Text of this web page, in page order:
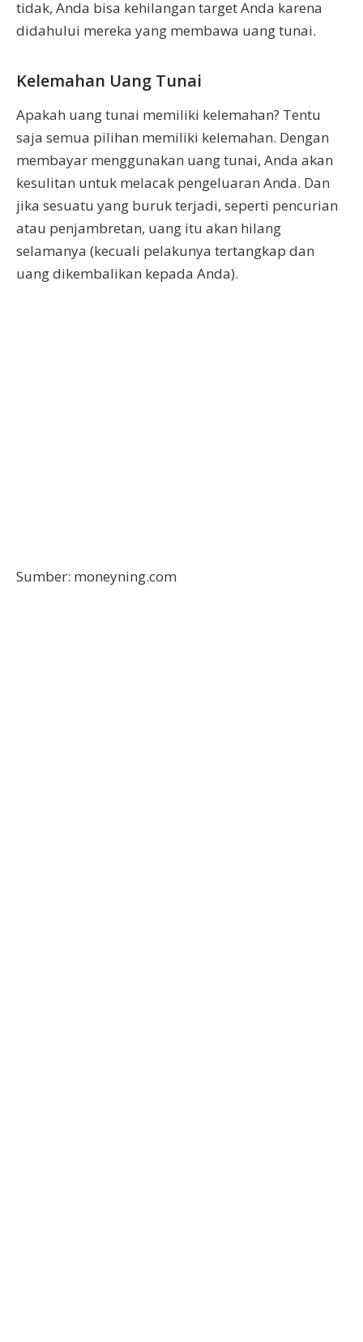
tidak, Anda bisa kehilangan target Anda karena
didahului mereka yang membawa uang tunai.
Kelemahan Uang Tunai
Apakah uang tunai memiliki kelemahan? Tentu
saja semua pilihan memiliki kelemahan. Dengan
membayar menggunakan uang tunai, Anda akan
kesulitan untuk melacak pengeluaran Anda. Dan
jika sesuatu yang buruk terjadi, seperti pencurian
atau penjambretan, uang itu akan hilang
selamanya (kecuali pelakunya tertangkap dan
uang dikembalikan kepada Anda).
Sumber: moneyning.com